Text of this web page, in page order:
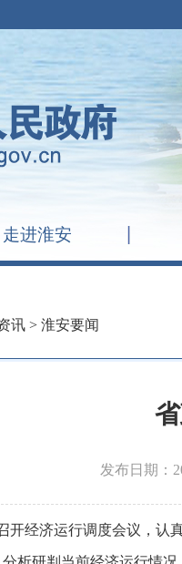
走进淮安
讯 > 淮安要闻
发布日期：
开经济运行调度会议，认